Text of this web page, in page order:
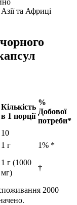
та Африці
Кількість
в 1 порції
%
Добової
потреби*
10
1 г
1% *
1 г (1000
мг)
†
2000